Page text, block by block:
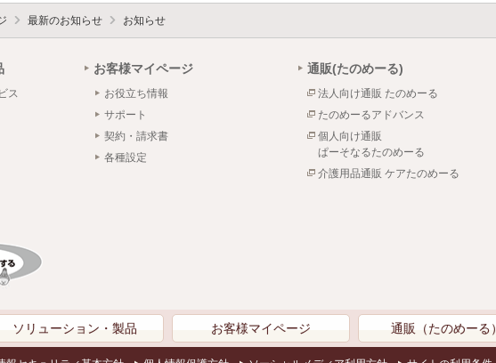
最新のお知らせ お知らせ
ス
お客様マイページ
お役立ち情報
サポート
契約・請求書
各種設定
通販(たのめーる)
法人向け通販 たのめーる
たのめーるアドバンス
個人向け通販
ぱーそなるたのめーる
介護用品通販 ケアたのめーる
ソリューション・製品 お客様マイページ 通販（たのめーる）